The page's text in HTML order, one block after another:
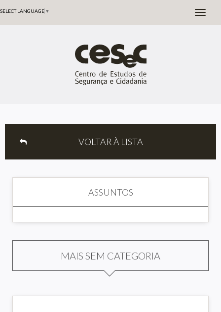
SELECT LANGUAGE ▼
VOLTAR À LISTA
ASSUNTOS
MAIS SEM CATEGORIA